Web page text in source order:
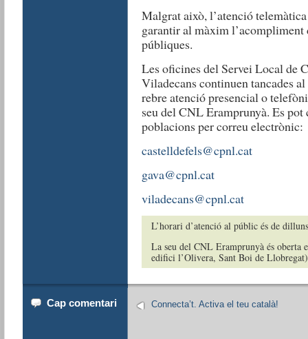
Malgrat això, l’atenció
garantir al màxim l’acompliment
públiques.
Les oficines del Servei Local de
Viladecans continuen tancades
rebre atenció presencial o
seu del CNL Eramprunyà. Es pot
poblacions per correu electrònic:
castelldefels@cpnl.cat
gava@cpnl.cat
viladecans@cpnl.cat
L’horari d’atenció al públic és de
La seu del CNL Eramprunyà és oberta
edifici l’Olivera, Sant Boi de Llobregat)
Cap comentari Connecta’t. Activa el teu català!